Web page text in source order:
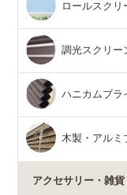
ロールスクリ
調光スクリー
ハニカムブラ
木製・アルミ
アクセサリー・雑貨